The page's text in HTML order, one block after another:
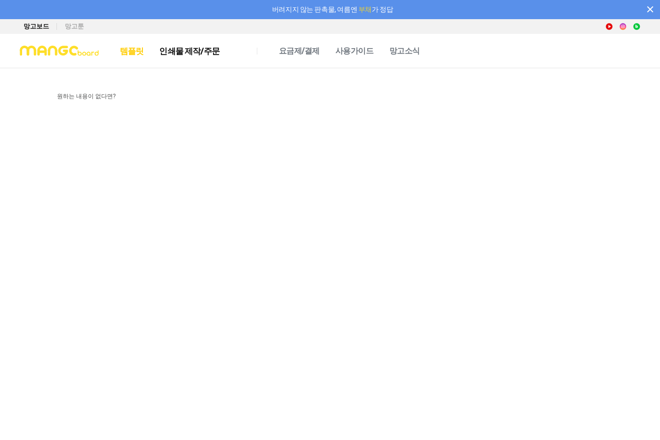
버려지지 않는 판촉물, 여름엔 부채가 정답
망고보드 망고툰
템플릿 인쇄물 제작/주문 요금제/결제 사용가이드 망고소식
원하는 내용이 없다면?